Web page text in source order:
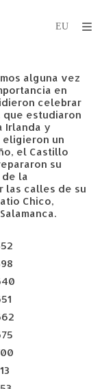
alguna vez
en
celebrar
que estudiaron
Irlanda y
un
el Castillo
su
la
las calles de su
Chico,